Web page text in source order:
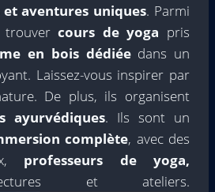
et aventures uniques. Parmi
trouvercours de yoga pris
en bois dédiéedans un
Laissez-vous inspirer par
De plus, ils organisent
ayurvédiques. Ils sont un
complète, avec des
professeurs de yoga,
et ateliers.